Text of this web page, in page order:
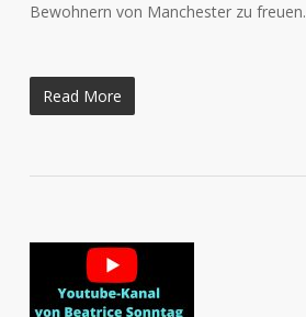
Bewohnern von Manchester zu freuen.
Read More